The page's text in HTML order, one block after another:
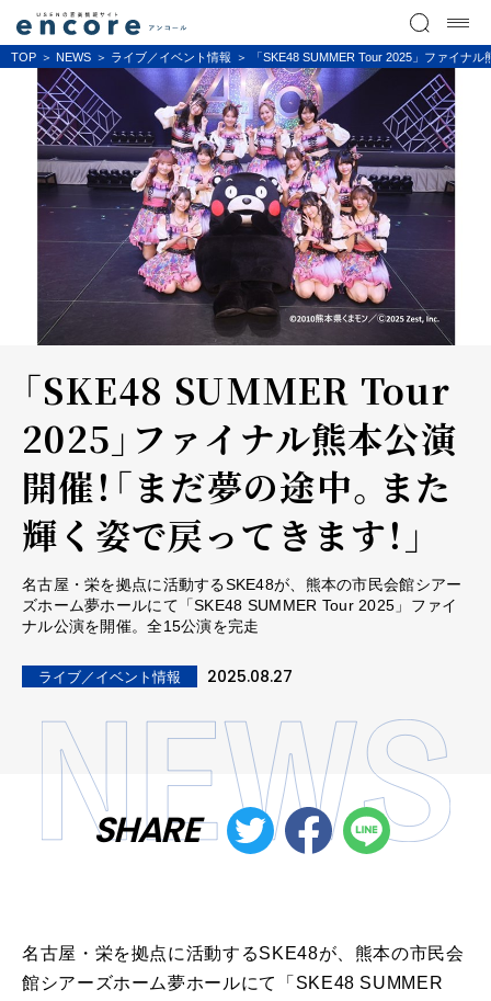
TOP NEWS ライブ／イベント情報 「SKE48 SUMMER Tour 2025」ファイナ
「SKE48 SUMMER Tour
2025」ファイナル熊本公演
開催！「まだ夢の途中。また
輝く姿で戻ってきます！」
名古屋・栄を拠点に活動するSKE48が、熊本の市民会館シアー
ズホーム夢ホールにて「SKE48 SUMMER Tour 2025」ファイ
ナル公演を開催。全15公演を完走
ライブ／イベント情報 2025.08.27
SHARE
名古屋・栄を拠点に活動するSKE48が、熊本の市民会
館シアーズホーム夢ホールにて「SKE48 SUMMER